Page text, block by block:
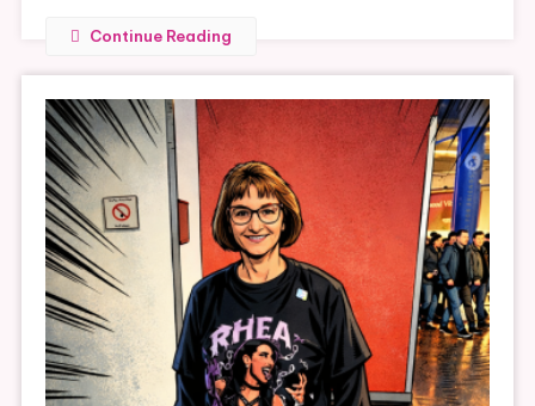
Continue Reading